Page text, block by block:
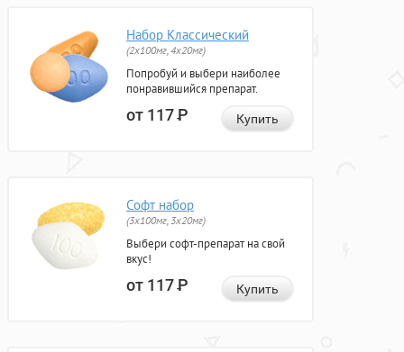
Набор Классический
(2x100мг, 4x20мг)
Попробуй и выбери наиболее
понравившийся препарат.
от 117Р Купить
Софт набор
(3x100мг, 3x20мг)
Выбери софт-препарат на свой
вкус!
от 117Р Купить